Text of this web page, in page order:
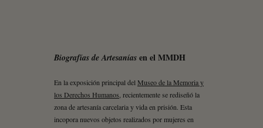
Biografías de Artesanías en el MMDH
En la exposición principal del Museo de la Memoria y
los Derechos Humanos , recientemente se rediseñó la
zona de artesanía carcelaria y vida en prisión. Esta
incopora nuevos objetos realizados por mujeres en